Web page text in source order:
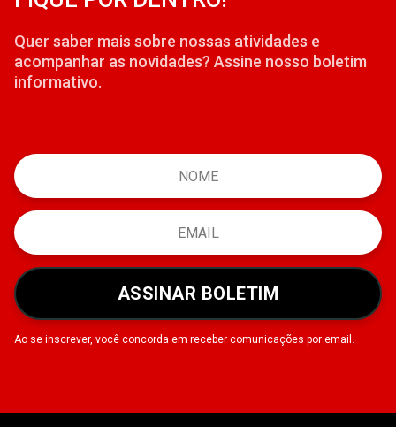
Quer saber mais sobre nossas atividades e
acompanhar as novidades? Assine nosso boletim
informativo.
ASSINAR BOLETIM
Ao se inscrever, você concorda em receber comunicações por email.